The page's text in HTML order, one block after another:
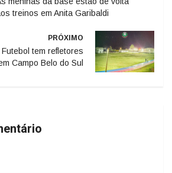
treinos em Anita Garibaldi
PRÓXIMO
tem refletores
Campo Belo do Sul